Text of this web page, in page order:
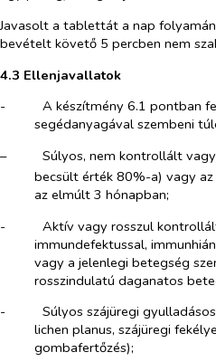
Javasolt a tablettát a nap
bevételt követő 5 percben nem
4.3 Ellenjavallatok
-​
A készítmény 6.1 pontban
segédanyagával szembeni
–​
Súlyos, nem kontrollált
becsült érték 80%-a) vagy
az elmúlt 3 hónapban;
-​
Aktív vagy rosszul
immundefektussal,
vagy a jelenlegi betegség
rosszindulatú daganatos
-​
Súlyos szájüregi
lichen planus, szájüregi
gombafertőzés);